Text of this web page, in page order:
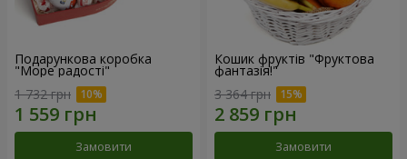
Подарункова коробка
"Море радості"
1 732 грн
Замовити
Кошик фруктів "Фруктова
фантазія!"
3 364 грн
Замовити